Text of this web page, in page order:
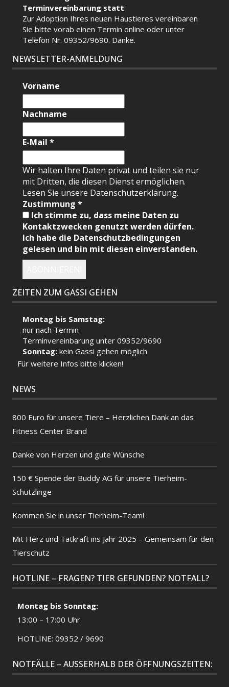
Terminvereinbarung statt
Zur Adoption Ihres neuen Haustieres vereinbaren
Sie bitte vorab einen Terminonline oder unter
Telefon Nr. 09352/9690. Danke.
NEWSLETTER-ANMELDUNG
Vorname
Nachname
E-Mail*
Wir halten Ihre Daten privat und teilen sie nur
mit Dritten, die diesen Dienst ermöglichen.
Lesen Sie unsere Datenschutzerklärung.
Zustimmung*
Ich stimme zu, dass meine Daten zu
Kontaktzwecken genutzt werden dürfen.
Ich habe die Datenschutzbedingungen
gelesen und bin mit diesen einverstanden.
ZEITEN ZUM GASSI GEHEN
Montag bis Samstag:
nur nach Termin
Terminvereinbarung unter 09352/9690
Sonntag:kein Gassi gehen möglich
Für weitere Infos bitte klicken!
NEWS
800 Euro für unsere Tiere – Herzlichen Dank an das
Fitness Center Brand
Danke von Herzen und gute Wünsche
150 € Spende der Buddy AG für unsere Tierheim-
Schützlinge
Kommen Sie in unser Tierheim-Team!
Mit Herz und Tatkraft ins Jahr 2025 – Gemeinsam für den
Tierschutz
HOTLINE – FRAGEN? TIER GEFUNDEN? NOTFALL?
Montag bis Sonntag:
13:00 – 17:00 Uhr
HOTLINE: 09352 / 9690
NOTFÄLLE – AUSSERHALB DER ÖFFNUNGSZEITEN: